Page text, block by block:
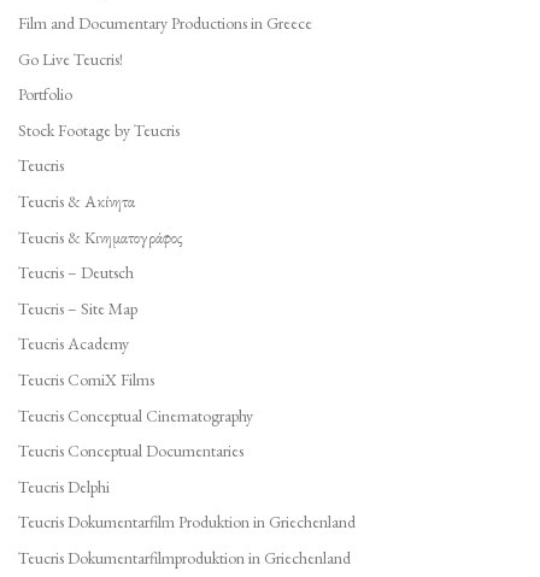
Film and Documentary Productions in Greece
Go Live Teucris!
Portfolio
Stock Footage by Teucris
Teucris
Teucris & Ακίνητα
Teucris & Κινηματογράφος
Teucris – Deutsch
Teucris – Site Map
Teucris Academy
Teucris ComiX Films
Teucris Conceptual Cinematography
Teucris Conceptual Documentaries
Teucris Delphi
Teucris Dokumentarfilm Produktion in Griechenland
Teucris Dokumentarfilmproduktion in Griechenland